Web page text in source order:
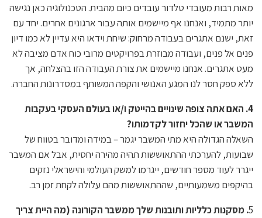
מאות רבות מעובדי טלדור עובדים כיום מהבית. הטכנולוגיה כאן נגישה
יותר מתמיד, ואנחנו אף מיישמים אותה עבור ארגונים אחרים. יחד עם
זאת, ישנם אתגרים בעבודה מרחוק: שיחת וידאו היא עדיין לא כמו דיון
פנים אל פנים, ועבודה מבוזרת בפרויקטים מרובי כוח אדם מציבה לא
מעט אתגרים. אנחנו מיישמים את צורת העבודה הזו בהצלחה, אך
ללא ספק חסר לנו המגע האנושי והקפה המשותף במסדרונות החברה.
4. האם אתה צופה שינויים בהייטק ו/או בעולם העסקי בעקבות
המשבר או שהכל יחזור לקדמותו?
השאלה הגדולה היא מתי המשבר יגמר – במידה ומדובר בטווח של
שבועות, להערכתי ההתאוששות תהיה מהירה יחסית, אבל אם המשבר
ייגרר לעוד מספר חודשים, ייגרמו למשק העולמי והישראלי נזקים
בהיקפים משמעותיים, שההתאוששות מהם עלולה לקחת זמן רב.
5. מסקנות כלליות ותובנות שלך ממשבר הקורונה (מה היית צריך